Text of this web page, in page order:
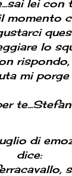
lei con
momento
lo
mi
di
dice: